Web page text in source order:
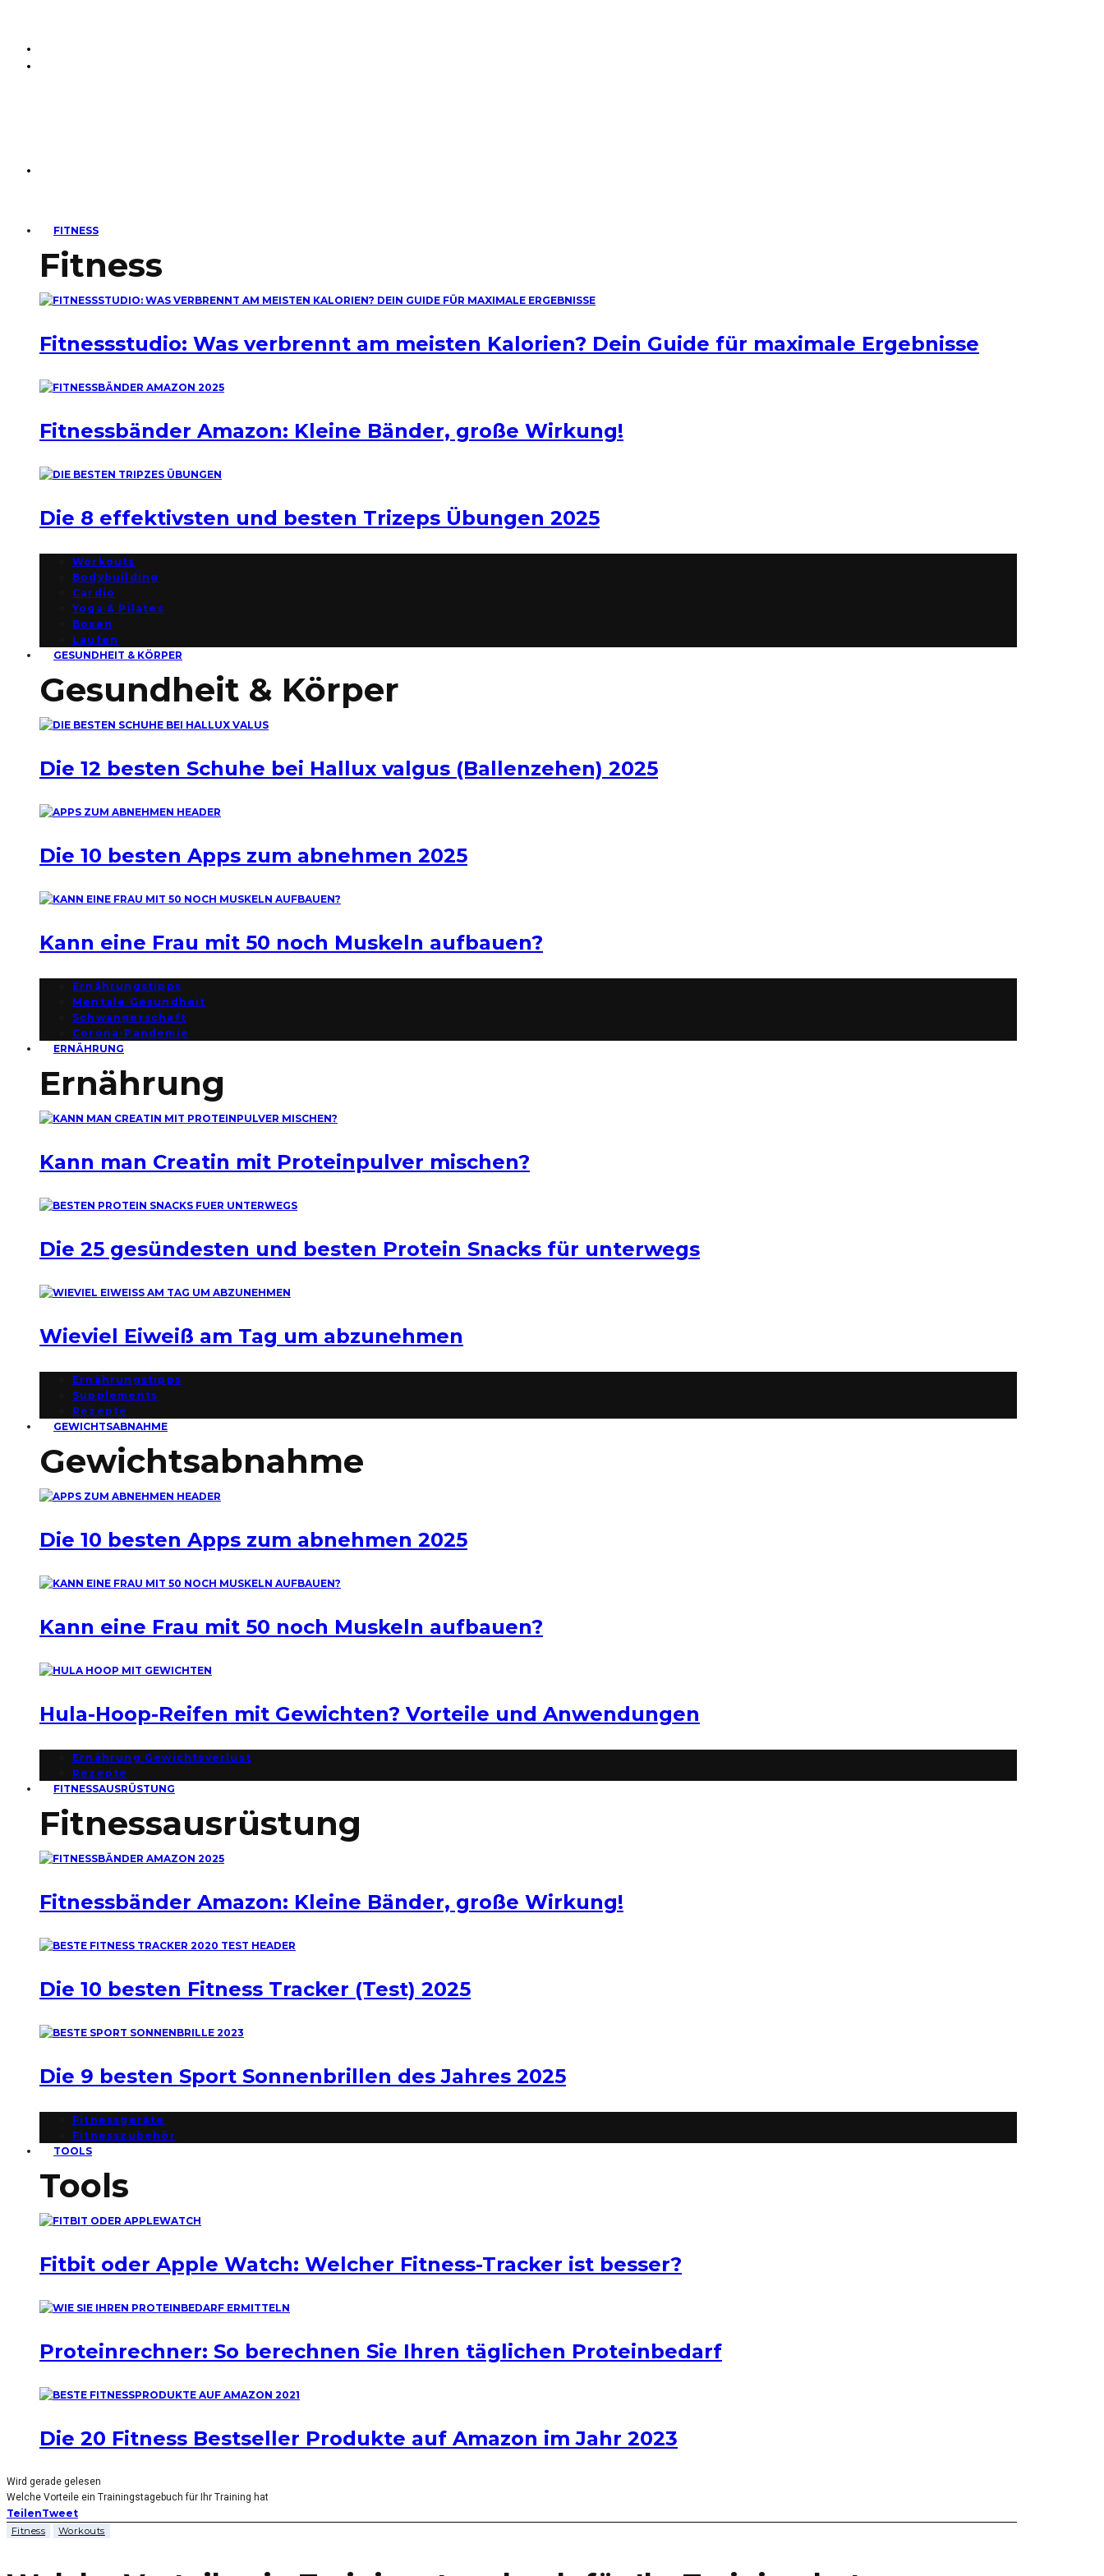
FITNESS
Fitness
Fitnessstudio: Was verbrennt am meisten Kalorien? Dein Guide für maximale Ergebnisse
Fitnessbänder Amazon: Kleine Bänder, große Wirkung!
Die 8 effektivsten und besten Trizeps Übungen 2025
Workouts
Bodybuilding
Cardio
Yoga & Pilates
Boxen
Laufen
GESUNDHEIT & KÖRPER
Gesundheit & Körper
Die 12 besten Schuhe bei Hallux valgus (Ballenzehen) 2025
Die 10 besten Apps zum abnehmen 2025
Kann eine Frau mit 50 noch Muskeln aufbauen?
Ernährungstipps
Mentale Gesundheit
Schwangerschaft
Corona-Pandemie
ERNÄHRUNG
Ernährung
Kann man Creatin mit Proteinpulver mischen?
Die 25 gesündesten und besten Protein Snacks für unterwegs
Wieviel Eiweiß am Tag um abzunehmen
Ernährungstipps
Supplements
Rezepte
GEWICHTSABNAHME
Gewichtsabnahme
Die 10 besten Apps zum abnehmen 2025
Kann eine Frau mit 50 noch Muskeln aufbauen?
Hula-Hoop-Reifen mit Gewichten? Vorteile und Anwendungen
Ernährung Gewichtsverlust
Rezepte
FITNESSAUSRÜSTUNG
Fitnessausrüstung
Fitnessbänder Amazon: Kleine Bänder, große Wirkung!
Die 10 besten Fitness Tracker (Test) 2025
Die 9 besten Sport Sonnenbrillen des Jahres 2025
Fitnessgeräte
Fitnesszubehör
TOOLS
Tools
Fitbit oder Apple Watch: Welcher Fitness-Tracker ist besser?
Proteinrechner: So berechnen Sie Ihren täglichen Proteinbedarf
Die 20 Fitness Bestseller Produkte auf Amazon im Jahr 2023
Wird gerade gelesen
Welche Vorteile ein Trainingstagebuch für Ihr Training hat
TeilenTweet
Fitness Workouts